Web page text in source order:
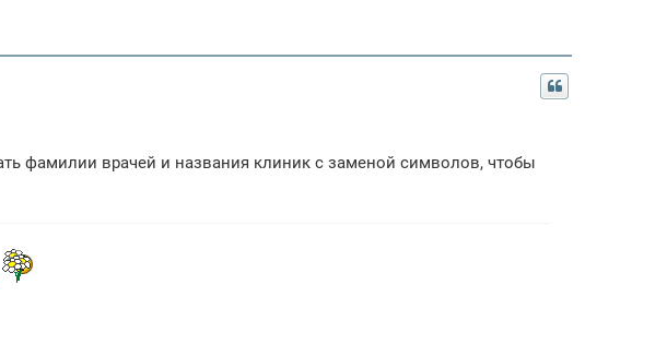
фамилии врачей и названия клиник с заменой символов, чтобы